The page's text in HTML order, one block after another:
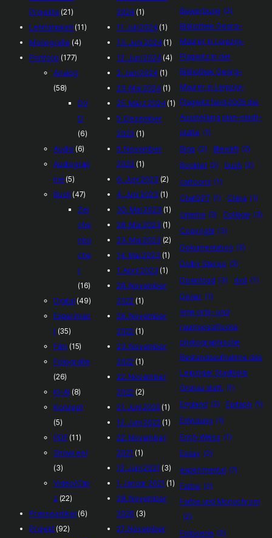
Projekte (21)
Lehrtätigkeit(11)
Monografie (4)
Portfolio (177)
Analog
(58)
DV
D
(6)
Audio (6)
Audiograp
hie (5)
Buch (47)
Zei
che
nbü
che
r
(16)
Digital (49)
Experimen
t(35)
Film (15)
Fotografie
(26)
KI-AI (8)
Konzept
(5)
PDF(11)
Showreel
(3)
Video/Clip
s (22)
Presseartikel (6)
Projekt(92)
2024 (1)
11. Juli 2024(1)
13. Juni 2024(1)
12. Juni 2024(4)
2. Juni 2024(1)
23. Mai 2024(1)
25. März 2024(1)
5. Dezember
2023 (1)
5. November
2023 (1)
6. Juni 2023 (2)
4. Juni 2023 (1)
30. Mai 2023 (1)
28. Mai 2023 (1)
23. Mai 2023 (2)
14. Mai 2023 (1)
1. April 2023 (1)
28. November
2022 (1)
26. November
2022 (1)
23. November
2022 (1)
22. November
2022 (2)
21. Juni 2022 (1)
12. Juni 2022 (1)
22. November
2021 (1)
12. Juni 2021 (3)
1. Januar 2021 (1)
28. November
2020 (3)
27. November
Bewerbung (2)
Bibliothek Georg–
Maurer in Leipzig–
Plagwitz In der
Bibliothek Georg–
Maurer in Leipzig–
Plagwitz fand 2005 die
Ausstellung plan–stadt–
platte (1)
Bing (2) Bleistift (2)
Booklet (2) buch (2)
cartoons (1)
ChatGPT (1) China (1)
cinema (2) Collage (3)
Copyright (3)
Dokumentation (3)
Dolby Stereo (2)
Download (3) dvd (1)
Döner (1)
eine orts– und
raumspezifische
photographische
Bestandsaufnahme des
Leipziger Stadtteils
Grünau statt. (1)
England (3) Epitaph (1)
Erfindung (1)
Erich-Weisz (1)
Essay (2)
experimental (7)
Farbe (2)
Farbe und Monochrom
(2)
Fotoserie (2)